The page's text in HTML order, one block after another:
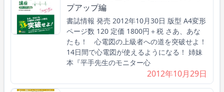
プアップ編
書誌情報 発売 2012年10月30日 版型 A4変形
ページ数 120 定価 1800円＋税 さあ、あな
たも！ 心電図の上級者への道を突破せよ！
14日間で心電図が使えるようになる！ 姉妹
本『平手先生のモニター心
2012年10月29日